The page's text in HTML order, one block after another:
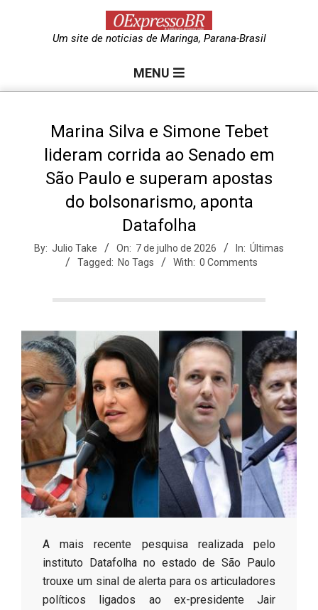
e
s
o
B
r
Um site de noticias de Maringa, Parana-Brasil
MENU
Marina Silva e Simone Tebet
lideram corrida ao Senado em
São Paulo e superam apostas
do bolsonarismo, aponta
Datafolha
By: Julio Take On: 7 de julho de 2026 In: Últimas
Tagged: No Tags With: 0 Comments
​A mais recente pesquisa realizada pelo
instituto Datafolha no estado de São Paulo
trouxe um sinal de alerta para os articuladores
políticos ligados ao ex-presidente Jair